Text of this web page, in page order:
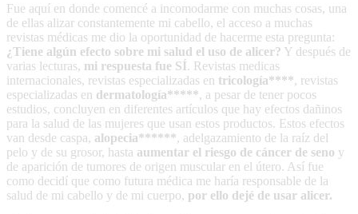
Fue aquí en donde comencé a incomodarme con muchas cosas, una
de ellas alizar constantemente mi cabello, el acceso a muchas
revistas médicas me dio la oportunidad de hacerme esta pregunta:
¿Tiene algún efecto sobre mi salud el uso de alicer? Y después de
varias lecturas, mi respuesta fue SÍ. Revistas medicas
internacionales, revistas especializadas en tricología****, revistas
especializadas en dermatología*****, a pesar de tener pocos
estudios, concluyen en diferentes artículos que hay efectos dañinos
para la salud de las mujeres que usan estos productos. Estos efectos
van desde caspa, alopecia******, adelgazamiento de la raíz del
pelo y de su grosor, hasta aumentar el riesgo de cáncer de seno y
de aparición de tumores de origen muscular en el útero. Así fue
como decidí que como futura médica me haría responsable de la
salud de mi cabello y de mi cuerpo, por ello dejé de usar alicer.